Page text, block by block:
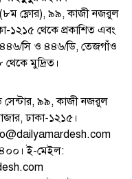
(৮ম ফ্লোর), ৯৯, কাজী নজরুল
১২১৫ থেকে প্রকাশিত এবং
৪৪৬/সি ও ৪৪৬/ডি, তেজগাঁও
মুদ্রিত।
সেন্টার, ৯৯, কাজী নজরুল
ঢাকা-১২১৫।
ই-মেইল: